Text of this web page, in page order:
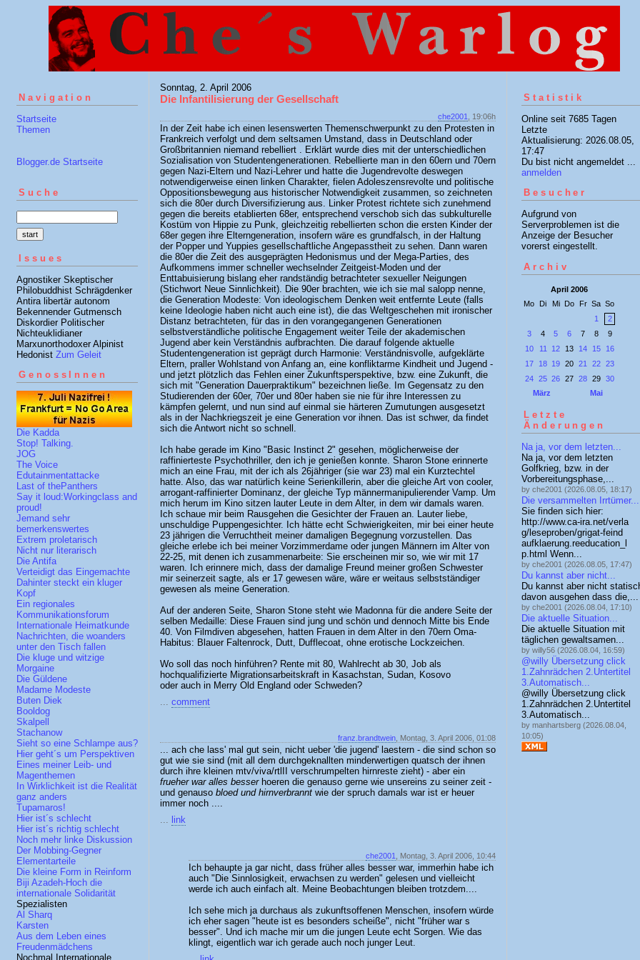
Navigation
Startseite
Themen
Blogger.de Startseite
Suche
Issues
Agnostiker Skeptischer
Philobuddhist Schrägdenker
Antira libertär autonom
Bekennender Gutmensch
Diskordier Politischer
Nichteuklidianer
Marxunorthodoxer Alpinist
Hedonist Zum Geleit
GenossInnen
Die Kadda
Stop! Talking.
JOG
The Voice
Edutainmentattacke
Last of thePanthers
Say it loud:Workingclass and
proud!
Jemand sehr
bemerkenswertes
Extrem proletarisch
Nicht nur literarisch
Die Antifa
Verteidigt das Eingemachte
Dahinter steckt ein kluger
Kopf
Ein regionales
Kommunikationsforum
Internationale Heimatkunde
Nachrichten, die woanders
unter den Tisch fallen
Die kluge und witzige
Morgaine
Die Güldene
Madame Modeste
Buten Diek
Booldog
Skalpell
Stachanow
Sieht so eine Schlampe aus?
Hier geht´s um Perspektiven
Eines meiner Leib- und
Magenthemen
In Wirklichkeit ist die Realität
ganz anders
Tupamaros!
Hier ist´s schlecht
Hier ist´s richtig schlecht
Noch mehr linke Diskussion
Der Mobbing-Gegner
Elementarteile
Die kleine Form in Reinform
Biji Azadeh-Hoch die
internationale Solidarität
Spezialisten
Al Sharq
Karsten
Aus dem Leben eines
Freudenmädchens
Nochmal Internationale
Sonntag, 2. April 2006
Die Infantilisierung der Gesellschaft
che2001 , 19:06h
In der Zeit habe ich einen lesenswerten Themenschwerpunkt zu den Protesten in
Frankreich verfolgt und dem seltsamen Umstand, dass in Deutschland oder
Großbritannien niemand rebelliert . Erklärt wurde dies mit der unterschiedlichen
Sozialisation von Studentengenerationen. Rebellierte man in den 60ern und 70ern
gegen Nazi-Eltern und Nazi-Lehrer und hatte die Jugendrevolte deswegen
notwendigerweise einen linken Charakter, fielen Adoleszensrevolte und politische
Oppositionsbewegung aus historischer Notwendigkeit zusammen, so zeichneten
sich die 80er durch Diversifizierung aus. Linker Protest richtete sich zunehmend
gegen die bereits etablierten 68er, entsprechend verschob sich das subkulturelle
Kostüm von Hippie zu Punk, gleichzeitig rebellierten schon die ersten Kinder der
68er gegen ihre Elterngeneration, insofern wäre es grundfalsch, in der Haltung
der Popper und Yuppies gesellschaftliche Angepasstheit zu sehen. Dann waren
die 80er die Zeit des ausgeprägten Hedonismus und der Mega-Parties, des
Aufkommens immer schneller wechselnder Zeitgeist-Moden und der
Enttabuisierung bislang eher randständig betrachteter sexueller Neigungen
(Stichwort Neue Sinnlichkeit). Die 90er brachten, wie ich sie mal salopp nenne,
die Generation Modeste: Von ideologischem Denken weit entfernte Leute (falls
keine Ideologie haben nicht auch eine ist), die das Weltgeschehen mit ironischer
Distanz betrachteten, für das in den vorangegangenen Generationen
selbstverständliche politische Engagement weiter Teile der akademischen
Jugend aber kein Verständnis aufbrachten. Die darauf folgende aktuelle
Studentengeneration ist geprägt durch Harmonie: Verständnisvolle, aufgeklärte
Eltern, praller Wohlstand von Anfang an, eine konfliktarme Kindheit und Jugend -
und jetzt plötzlich das Fehlen einer Zukunftsperspektive, bzw. eine Zukunft, die
sich mit "Generation Dauerpraktikum" bezeichnen ließe. Im Gegensatz zu den
Studierenden der 60er, 70er und 80er haben sie nie für ihre Interessen zu
kämpfen gelernt, und nun sind auf einmal sie härteren Zumutungen ausgesetzt
als in der Nachkriegszeit je eine Generation vor ihnen. Das ist schwer, da findet
sich die Antwort nicht so schnell.
Ich habe gerade im Kino "Basic Instinct 2" gesehen, möglicherweise der
raffinierteste Psychothriller, den ich je genießen konnte. Sharon Stone erinnerte
mich an eine Frau, mit der ich als 26jähriger (sie war 23) mal ein Kurztechtel
hatte. Also, das war natürlich keine Serienkillerin, aber die gleiche Art von cooler,
arrogant-raffinierter Dominanz, der gleiche Typ männermanipulierender Vamp. Um
mich herum im Kino sitzen lauter Leute in dem Alter, in dem wir damals waren.
Ich schaue mir beim Rausgehen die Gesichter der Frauen an. Lauter liebe,
unschuldige Puppengesichter. Ich hätte echt Schwierigkeiten, mir bei einer heute
23 jährigen die Verruchtheit meiner damaligen Begegnung vorzustellen. Das
gleiche erlebe ich bei meiner Vorzimmerdame oder jungen Männern im Alter von
22-25, mit denen ich zusammenarbeite: Sie erscheinen mir so, wie wir mit 17
waren. Ich erinnere mich, dass der damalige Freund meiner großen Schwester
mir seinerzeit sagte, als er 17 gewesen wäre, wäre er weitaus selbstständiger
gewesen als meine Generation.
Auf der anderen Seite, Sharon Stone steht wie Madonna für die andere Seite der
selben Medaille: Diese Frauen sind jung und schön und dennoch Mitte bis Ende
40. Von Filmdiven abgesehen, hatten Frauen in dem Alter in den 70ern Oma-
Habitus: Blauer Faltenrock, Dutt, Dufflecoat, ohne erotische Lockzeichen.
Wo soll das noch hinführen? Rente mit 80, Wahlrecht ab 30, Job als
hochqualifizierte Migrationsarbeitskraft in Kasachstan, Sudan, Kosovo
oder auch in Merry Old England oder Schweden?
... comment
franz.brandtwein , Montag, 3. April 2006, 01:08
... ach che lass' mal gut sein, nicht ueber 'die jugend' laestern - die sind schon so
gut wie sie sind (mit all dem durchgeknallten minderwertigen quatsch der ihnen
durch ihre kleinen mtv/viva/rtlII verschrumpelten hirnreste zieht) - aber ein
frueher war alles besserhoeren die genauso gerne wie unsereins zu seiner zeit -
und genauso bloed und hirnverbrannt wie der spruch damals war ist er heuer
immer noch ....
... link
che2001 , Montag, 3. April 2006, 10:44
Ich behaupte ja gar nicht, dass früher alles besser war, immerhin habe ich
auch "Die Sinnlosigkeit, erwachsen zu werden" gelesen und vielleicht
werde ich auch einfach alt. Meine Beobachtungen bleiben trotzdem....
Ich sehe mich ja durchaus als zukunftsoffenen Menschen, insofern würde
ich eher sagen "heute ist es besonders scheiße", nicht "früher war s
besser". Und ich mache mir um die jungen Leute echt Sorgen. Wie das
klingt, eigentlich war ich gerade auch noch junger Leut.
Statistik
Online seit 7685 Tagen
Letzte
Aktualisierung: 2026.08.05,
17:47
Du bist nicht angemeldet ...
anmelden
Besucher
Aufgrund von
Serverproblemen ist die
Anzeige der Besucher
vorerst eingestellt.
Archiv
April 2006
Mo
Di Mi Do Fr Sa So
1
2
3
4 5 6 7 8
9
10
11 12 13 14 15
16
17
18 19 20 21 22
23
24
25 26 27 28 29
30
März
Mai
Letzte
Änderungen
Na ja, vor dem letzten...
Na ja, vor dem letzten
Golfkrieg, bzw. in der
Vorbereitungsphase,...
by che2001 (2026.08.05, 18:17)
Die versammelten Irrtümer...
Sie finden sich hier:
http://www.ca-ira.net/verla
g/leseproben/grigat-feind
aufklaerung.reeducation_l
p.html Wenn...
by che2001 (2026.08.05, 17:47)
Du kannst aber nicht...
Du kannst aber nicht
davon ausgehen dass die,...
by che2001 (2026.08.04, 17:10)
Die aktuelle Situation...
Die aktuelle Situation mit
täglichen gewaltsamen...
by willy56 (2026.08.04, 16:59)
@willy Übersetzung click
1.Zahnrädchen 2.Untertitel
3.Automatisch...
@willy Übersetzung click
1.Zahnrädchen 2.Untertitel
3.Automatisch...
by manhartsberg (2026.08.04,
10:05)